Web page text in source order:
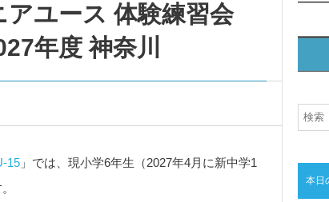
ユース 体験練習会
年度 神奈川
15 」では、現小学6年生（2027年4月に新中学1
本日